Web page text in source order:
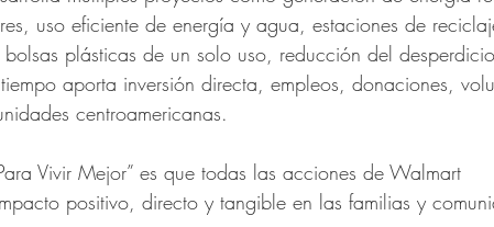
uso eficiente de energía y agua, estaciones de
plásticas de un solo uso, reducción del
aporta inversión directa, empleos, donaciones,
centroamericanas.
Vivir Mejor” es que todas las acciones de Walmart
positivo, directo y tangible en las familias y